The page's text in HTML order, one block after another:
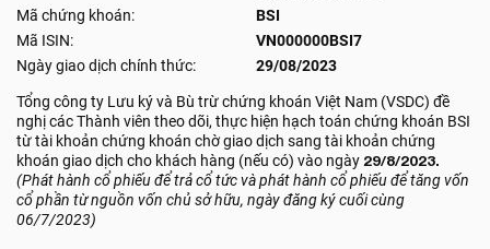
Mã chứng khoán:
BSI
Mã ISIN:
VN000000BSI7
Ngày giao dịch chính thức:
29/08/2023
Tổng công ty Lưu ký và Bù trừ chứng khoán Việt Nam (VSDC) đề
nghị các Thành viên theo dõi, thực hiện hạch toán chứng khoán BSI
từ tài khoản chứng khoán chờ giao dịch sang tài khoản chứng
khoán giao dịch cho khách hàng (nếu có) vào ngày 29/8/2023.
(Phát hành cổ phiếu để trả cổ tức và phát hành cổ phiếu để tăng vốn
cổ phần từ nguồn vốn chủ sở hữu, ngày đăng ký cuối cùng
06/7/2023)